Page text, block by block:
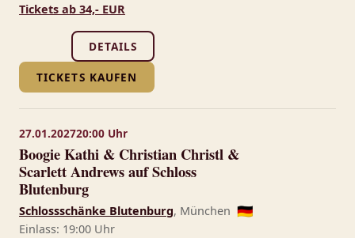
Tickets ab 34,- EUR
DETAILS
TICKETS KAUFEN
27.01.202720:00 Uhr
Boogie Kathi & Christian Christl &
Scarlett Andrews auf Schloss
Blutenburg
Schlossschänke Blutenburg, München 🇩🇪
Einlass: 19:00 Uhr